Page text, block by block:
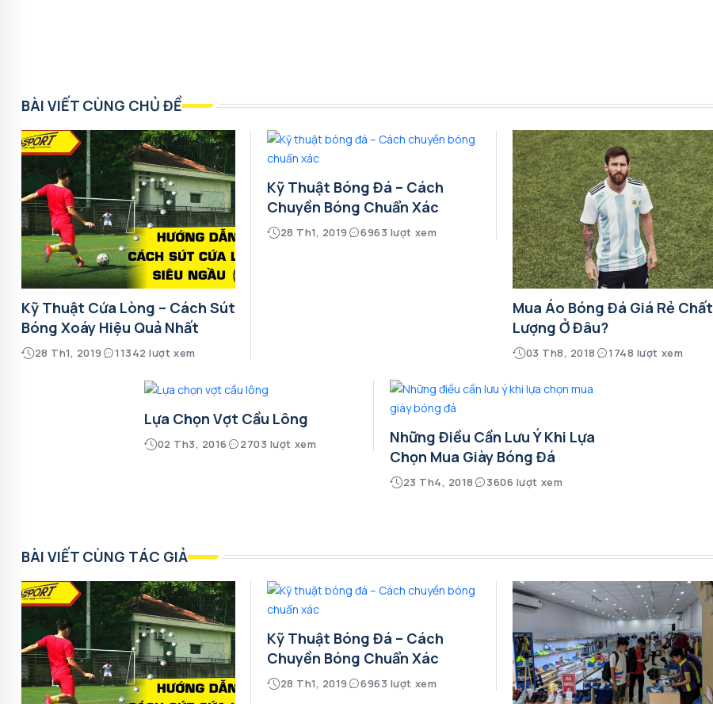
BÀI VIẾT CÙNG CHỦ ĐỀ
Kỹ Thuật Cứa Lòng – Cách Sút
Bóng Xoáy Hiệu Quả Nhất
28 Th1, 2019 11342 lượt xem
Kỹ Thuật Bóng Đá – Cách
Chuyền Bóng Chuẩn Xác
28 Th1, 2019 6963 lượt xem
Mua Áo Bóng Đá Giá Rẻ Chất
Lượng Ở Đâu?
03 Th8, 2018 1748 lượt xem
Lựa Chọn Vợt Cầu Lông
02 Th3, 2016 2703 lượt xem
Những Điều Cần Lưu Ý Khi Lựa
Chọn Mua Giày Bóng Đá
23 Th4, 2018 3606 lượt xem
BÀI VIẾT CÙNG TÁC GIẢ
Kỹ Thuật Bóng Đá – Cách
Chuyền Bóng Chuẩn Xác
28 Th1, 2019 6963 lượt xem